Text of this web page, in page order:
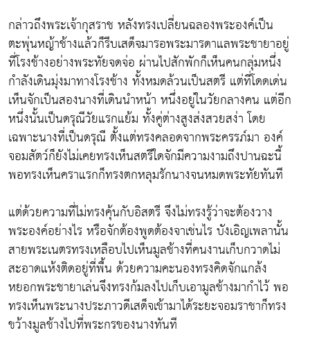
กล่าวถึงพระเจ้ากุสราช หลังทรงเปลี่ยนฉลองพระองค์เป็น
ตะพุ่นหญ้าช้างแล้วก็รีบเสด็จมารอพระมารดาแลพระชายาอยู่
ที่โรงช้างอย่างพระทัยจดจ่อ ผ่านไปสักพักก็เห็นคนกลุ่มหนึ่ง
กำลังเดินมุ่งมาทางโรงช้าง ทั้งหมดล้วนเป็นสตรี แต่ที่โดดเด่น
เห็นจักเป็นสองนางที่เดินนำหน้า หนึ่งอยู่ในวัยกลางคน แต่อีก
หนึ่งนั้นเป็นดรุณีวัยแรกแย้ม ทั้งคู่ต่างสูงส่งสวยสง่า โดย
เฉพาะนางที่เป็นดรุณี ตั้งแต่ทรงคลอดจากพระครรภ์มา องค์
จอมสัตว์ก็ยังไม่เคยทรงเห็นสตรีใดจักมีความงามถึงปานฉะนี้
พอทรงเห็นคราแรกก็ทรงตกหลุมรักนางจนหมดพระทัยทันที
แต่ด้วยความที่ไม่ทรงคุ้นกับอิสตรี จึงไม่ทรงรู้ว่าจะต้องวาง
พระองค์อย่างไร หรือจักต้องพูดต้องจาเช่นไร บังเอิญเพลานั้น
สายพระเนตรทรงเหลือบไปเห็นมูลช้างที่คนงานเก็บกวาดไม่
สะอาดแห้งติดอยู่ที่พื้น ด้วยความคะนองทรงคิดจักแกล้ง
หยอกพระชายาเล่นจึงทรงก้มลงไปเก็บเอามูลช้างมากำไว้ พอ
ทรงเห็นพระนางประภาวดีเสด็จเข้ามาได้ระยะจอมราชาก็ทรง
ขว้างมูลช้างไปที่พระกรของนางทันที